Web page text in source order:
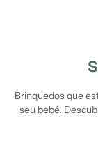
Brinquedos que
seu bebé.